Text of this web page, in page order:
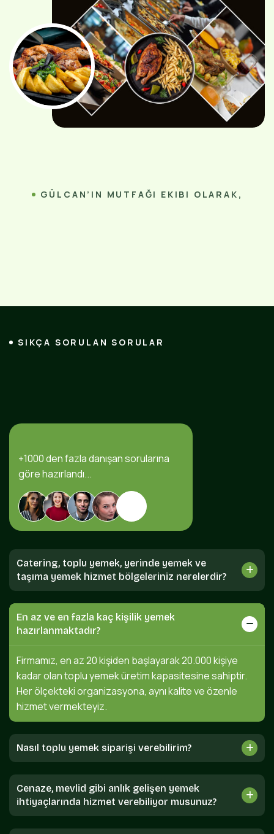
GÜLCAN’IN MUTFAĞI EKIBI OLARAK,
SIKÇA SORULAN SORULAR
+1000 den fazla danışan sorularına
göre hazırlandı...
Catering, toplu yemek, yerinde yemek ve
taşıma yemek hizmet bölgeleriniz nerelerdir?
En az ve en fazla kaç kişilik yemek
hazırlanmaktadır?
Firmamız, en az 20 kişiden başlayarak 20.000 kişiye
kadar olan toplu yemek üretim kapasitesine sahiptir.
Her ölçekteki organizasyona, aynı kalite ve özenle
hizmet vermekteyiz.
Nasıl toplu yemek siparişi verebilirim?
Cenaze, mevlid gibi anlık gelişen yemek
ihtiyaçlarında hizmet verebiliyor musunuz?